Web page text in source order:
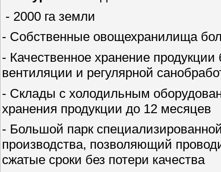
- 2000 га земли
- Собственные овощехранилища
- Качественное хранение
вентиляции и регулярной
- Склады с холодильным
хранения продукции до 12 месяцев
- Большой парк
производства, позволяющий
сжатые сроки без потери качества